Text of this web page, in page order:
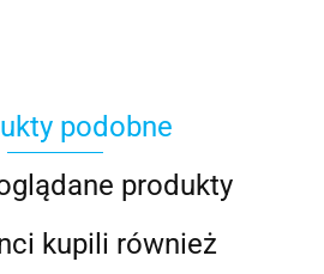
podobne
produkty
kupili również